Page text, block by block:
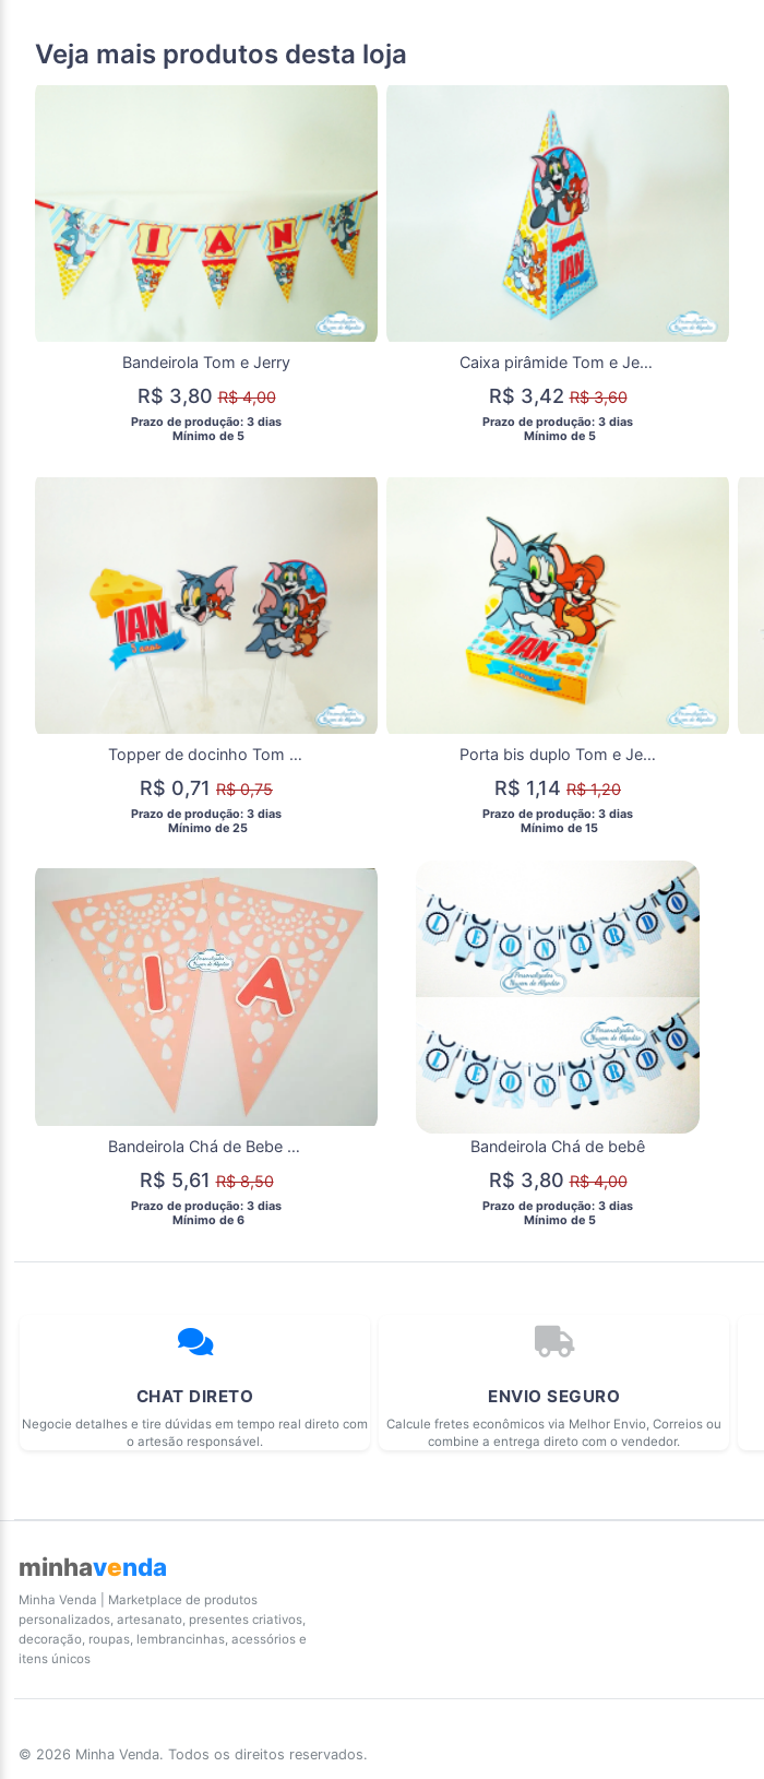
Veja mais produtos desta loja
Bandeirola Tom e Jerry
R$ 3,80R$ 4,00
Prazo de produção: 3 dias
  Mínimo de 5
Caixa pirâmide Tom e Jerry
R$ 3,42R$ 3,60
Prazo de produção: 3 dias
  Mínimo de 5
Topper de docinho Tom e Jerry
R$ 0,71 R$ 0,75
Prazo de produção: 3 dias
  Mínimo de 25
Porta bis duplo Tom e Jerry
R$ 1,14 R$ 1,20
Prazo de produção: 3 dias
  Mínimo de 15
Bandeirola Chá de Bebe Vazada
R$ 5,61R$ 8,50
Prazo de produção: 3 dias
  Mínimo de 6
Bandeirola Chá de bebê
R$ 3,80R$ 4,00
Prazo de produção: 3 dias
  Mínimo de 5
CHAT DIRETO
Negocie detalhes e tire dúvidas em tempo real direto com
o artesão responsável.
ENVIO SEGURO
Calcule fretes econômicos via Melhor Envio, Correios ou
combine a entrega direto com o vendedor.
minhavenda
Minha Venda | Marketplace de produtos
personalizados, artesanato, presentes criativos,
decoração, roupas, lembrancinhas, acessórios e
itens únicos
© 2026 Minha Venda. Todos os direitos reservados.